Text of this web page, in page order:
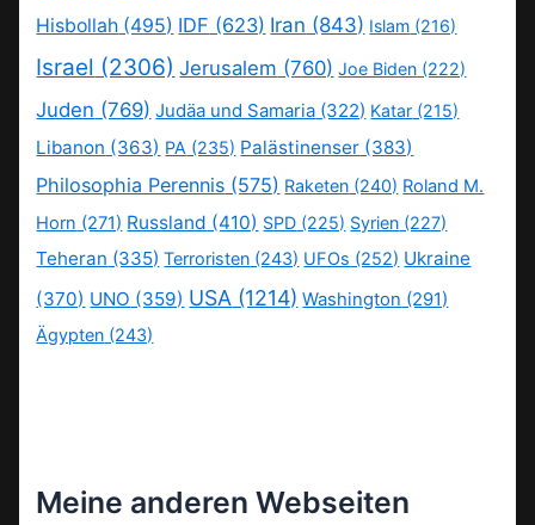
Hisbollah (495) IDF (623) Iran (843) Islam (216)
Israel (2306) Jerusalem (760) Joe Biden (222)
Juden (769) Judäa und Samaria (322) Katar (215)
Libanon (363) PA (235) Palästinenser (383)
Philosophia Perennis (575) Raketen (240) Roland M.
Horn (271) Russland (410) SPD (225) Syrien (227)
Teheran (335) Terroristen (243) UFOs (252) Ukraine
(370) UNO (359) USA (1214) Washington (291)
Ägypten (243)
Meine anderen Webseiten